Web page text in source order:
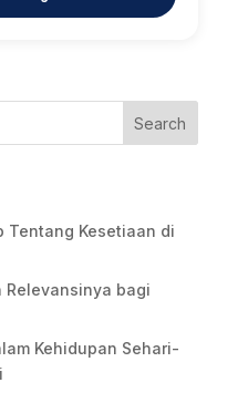
Search
Tentang Kesetiaan di
Relevansinya bagi
Kehidupan Sehari-